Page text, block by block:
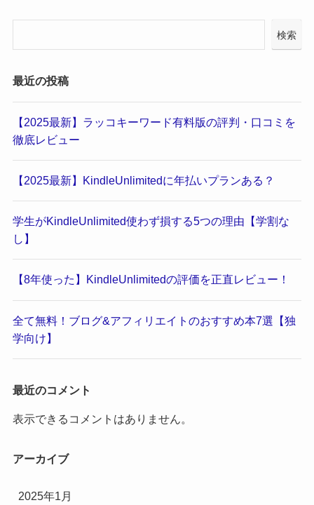
検索
最近の投稿
【2025最新】ラッコキーワード有料版の評判・口コミを
徹底レビュー
【2025最新】KindleUnlimitedに年払いプランある？
学生がKindleUnlimited使わず損する5つの理由【学割な
し】
【8年使った】KindleUnlimitedの評価を正直レビュー！
全て無料！ブログ&アフィリエイトのおすすめ本7選【独
学向け】
最近のコメント
表示できるコメントはありません。
アーカイブ
2025年1月